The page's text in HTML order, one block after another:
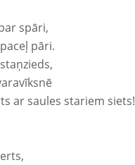
spāri,
pāri.
ar saules stariem siets!